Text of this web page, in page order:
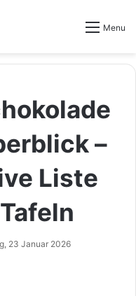
Menu
–
Liste
23 Januar 2026